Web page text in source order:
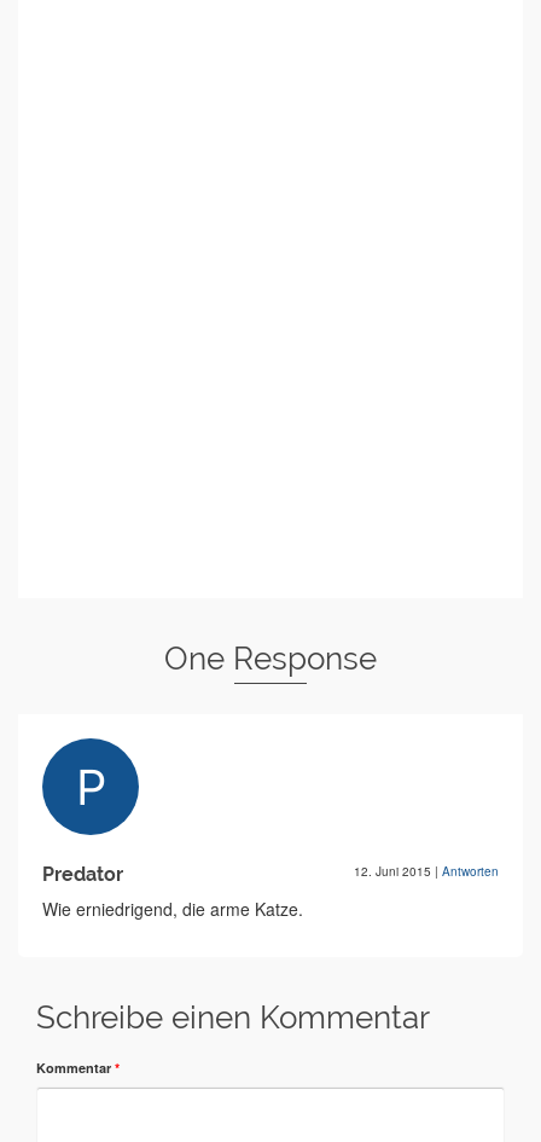
One Response
Predator 12. Juni 2015 | Antworten
Wie erniedrigend, die arme Katze.
Schreibe einen Kommentar
Kommentar *